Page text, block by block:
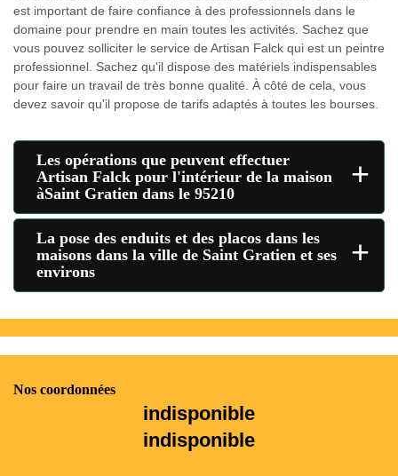
est important de faire confiance à des professionnels dans le
domaine pour prendre en main toutes les activités. Sachez que
vous pouvez solliciter le service de Artisan Falck qui est un peintre
professionnel. Sachez qu'il dispose des matériels indispensables
pour faire un travail de très bonne qualité. À côté de cela, vous
devez savoir qu'il propose de tarifs adaptés à toutes les bourses.
Les opérations que peuvent effectuer
Artisan Falck pour l'intérieur de la maison
àSaint Gratien dans le 95210
+
La pose des enduits et des placos dans les
maisons dans la ville de Saint Gratien et ses
environs
+
Nos coordonnées
indisponible
indisponible